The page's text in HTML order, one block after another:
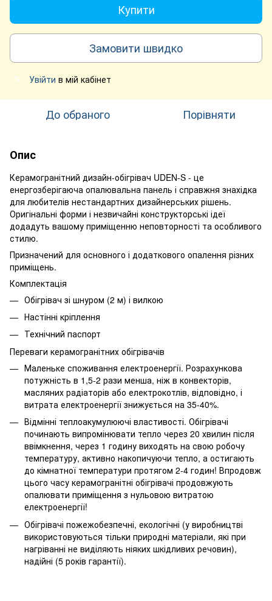
Купити
Замовити швидко
% Увійти в мій кабінет
До обраного Порівняти
Опис
Керамогранітний дизайн-обігрівач UDEN-S - це
енергозберігаюча опалювальна панель і справжня знахідка
для любителів нестандартних дизайнерських рішень.
Оригінальні форми і незвичайні конструкторські ідеї
додадуть вашому приміщенню неповторності та особливого
стилю.
Призначений для основного і додаткового опалення різних
приміщень.
Комплектація
Обігрівач зі шнуром (2 м) і вилкою
Настінні кріплення
Технічний паспорт
Переваги керамогранітних обігрівачів
Маленьке споживання електроенергії. Розрахункова
потужність в 1,5-2 рази менша, ніж в конвекторів,
масляних радіаторів або електрокотлів, відповідно, і
витрата електроенергії знижується на 35-40%.
Відмінні теплоакумулюючі властивості. Обігрівачі
починають випромінювати тепло через 20 хвилин після
ввімкнення, через 1 годину виходять на свою робочу
температуру, активно накопичуючи тепло, а остигають
до кімнатної температури протягом 2-4 годин! Впродовж
цього часу керамогранітні обігрівачі продовжують
опалювати приміщення з нульовою витратою
електроенергії!
Обігрівачі пожежобезпечні, екологічні (у виробництві
використовуються тільки природні матеріали, які при
нагріванні не виділяють ніяких шкідливих речовин),
надійні (5 років гарантії).